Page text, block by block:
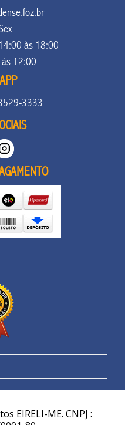
às 18:00
12:00
3333
EIRELI-ME. CNPJ :